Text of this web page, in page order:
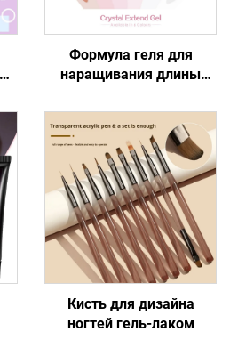
Формула геля для
наращивания длины
Кисть для дизайна
ногтей гель-лаком